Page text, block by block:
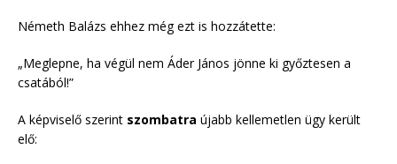
Németh Balázs ehhez még ezt is hozzátette:
„Meglepne, ha végül nem Áder János jönne ki győztesen a
csatából!”
A képviselő szerint szombatra újabb kellemetlen ügy került
elő: